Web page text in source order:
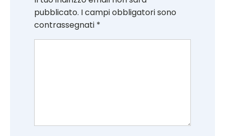
pubblicato. I campi obbligatori sono
contrassegnati *